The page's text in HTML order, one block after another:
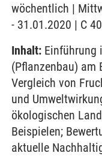
wöchentlich |
- 31.01.2020 | C
Inhalt: Einführung
(Pflanzenbau) am
Vergleich von
und
ökologischen
Beispielen;
aktuelle